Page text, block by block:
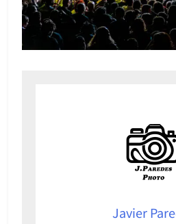
Javier